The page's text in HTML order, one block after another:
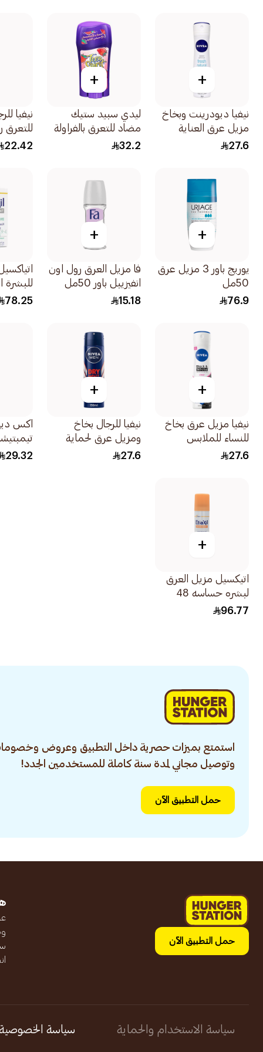
+
نيفيا ديودرينت وبخاخ
مزيل عرق العناية
بالانتعاش الطبيعي
27.6
+
ليدي سبيد ستيك
مضاد للتعرق بالفراولة
65جرام
32.2
نيفيا
للتعرق
بانتعاش
22.42
+
يوريج باور 3 مزيل عرق
50مل
76.9
+
فا مزيل العرق رول اون
انفيزيبل باور 50مل
15.18
للبشرة
78.25
+
نيفيا مزيل عرق بخاخ
للنساء للملابس
السوداء والبيضاء
27.6
+
نيفيا للرجال بخاخ
ومزيل عرق لحماية
جافة ومكثفة دراي
27.6
اكس
تيمبتيشن
29.32
+
اتيكسيل مزيل العرق
لبشره حساسه 48
ساعة 150مل
96.77
استمتع بميزات حصرية داخل التطبيق وعروض
وتوصيل مجاني لمدة سنة كاملة للمستخدمين الجدد!
حمل التطبيق الآن
حمل التطبيق الآن
سياسة الاستخدام والحماية سياسة